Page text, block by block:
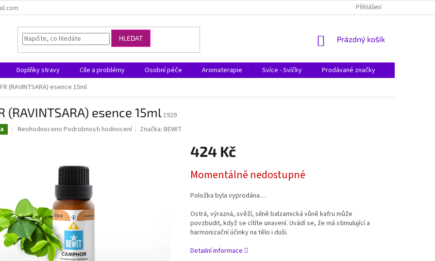
Přihlášení
HLEDAT
NÁKUPNÍ
Prázdný košík
Doplňky stravy Cíle a problémy Osobní péče Aromaterapie Svíce - Svíčky Prodávané značky
(RAVINTSARA) esence 15ml
(RAVINTSARA) esence 15ml1929
Průměrné
Neohodnoceno Podrobnosti hodnocení Značka:BEWIT
424 Kč
cena:
Momentálně nedostupné
Položka byla vyprodána…
Ostrá, výrazná, svěží, silně balzamická vůně kafru může
povzbudit, když se cítíte unavení. Uvádí se, že má stimulující a
harmonizační účinky na tělo i duši.
Detailní informace